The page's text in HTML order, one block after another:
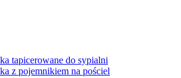
tapicerowane do sypialni
z pojemnikiem na pościel